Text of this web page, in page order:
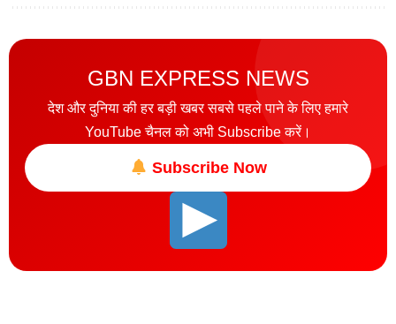
GBN EXPRESS NEWS
देश और दुनिया की हर बड़ी खबर सबसे पहले पाने के लिए हमारे
YouTube चैनल को अभी Subscribe करें।
Subscribe Now